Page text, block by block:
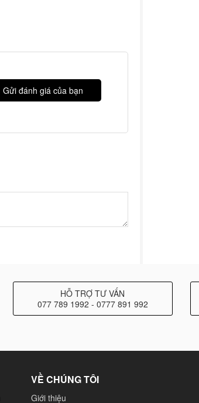
Gửi đánh giá của bạn
HỖ TRỢ TƯ VẤN
077 789 1992 - 0777 891 992
VỀ CHÚNG TÔI
Giới thiệu